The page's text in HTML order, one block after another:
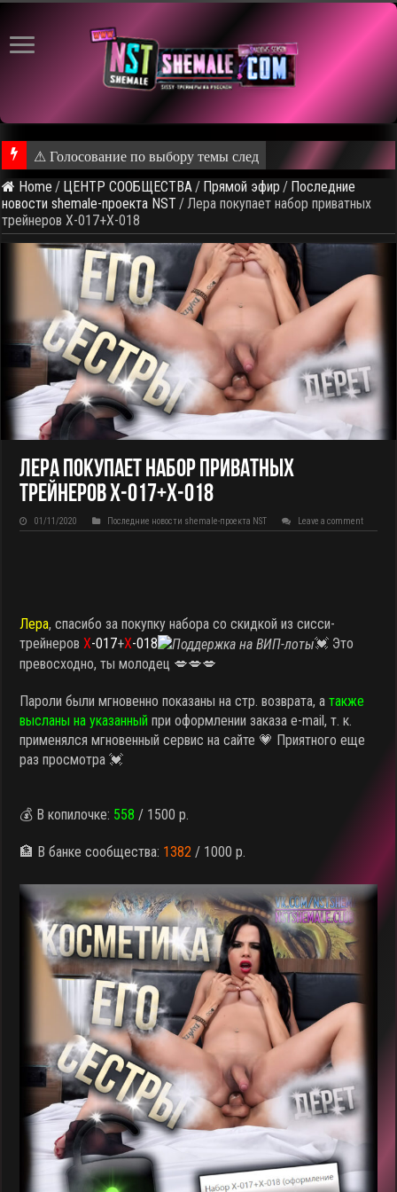
⚠ Голосование по выбору темы следующего общедоступного
Home / ЦЕНТР СООБЩЕСТВА / Прямой эфир / Последние
новости shemale-проекта NST / Лера покупает набор приватных
трейнеров X-017+X-018
Лера покупает набор приватных
трейнеров X-017+X-018
01/11/2020 Последние новости shemale-проекта NST Leave a comment
Лера, спасибо за покупку набора со скидкой из сисси-
трейнеровX-017+X-018
💓 Это
превосходно, ты молодец 💋💋💋
Пароли были мгновенно показаны на стр. возврата, атакже
высланы на указанный при оформлении заказа e-mail, т. к.
применялся мгновенный сервис на сайте 💗 Приятного еще
раз просмотра 💓
💰 В копилочке: 558/ 1500 р.
🏦 В банке сообщества: 1382 / 1000 р.